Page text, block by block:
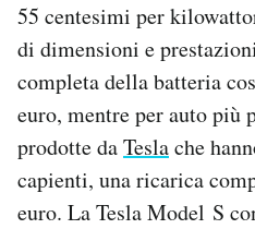
55 centesimi per
di dimensioni e
completa della batteria
euro, mentre per auto più
prodotte daTeslache
capienti, una ricarica
euro. La Tesla Model S